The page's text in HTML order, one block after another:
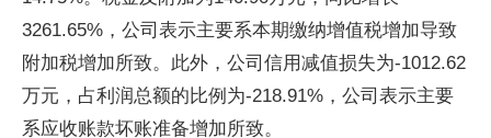
3261.65%，公司表示主要系本期缴纳增值税增加导致
附加税增加所致。此外，公司信用减值损失为-1012.62
万元，占利润总额的比例为-218.91%，公司表示主要
系应收账款坏账准备增加所致。